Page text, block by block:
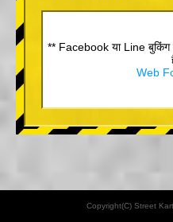
** Facebook या Line
Web
Copyright(C) Street